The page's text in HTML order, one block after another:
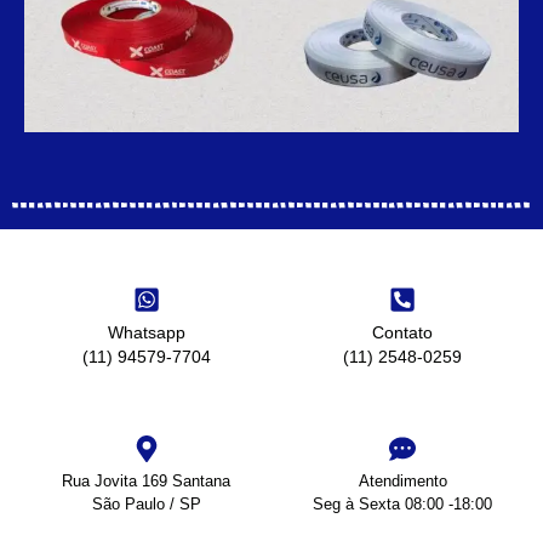
Whatsapp
(11) 94579-7704
Contato
(11) 2548-0259
Rua Jovita 169 Santana
São Paulo / SP
Atendimento
Seg à Sexta 08:00 -18:00